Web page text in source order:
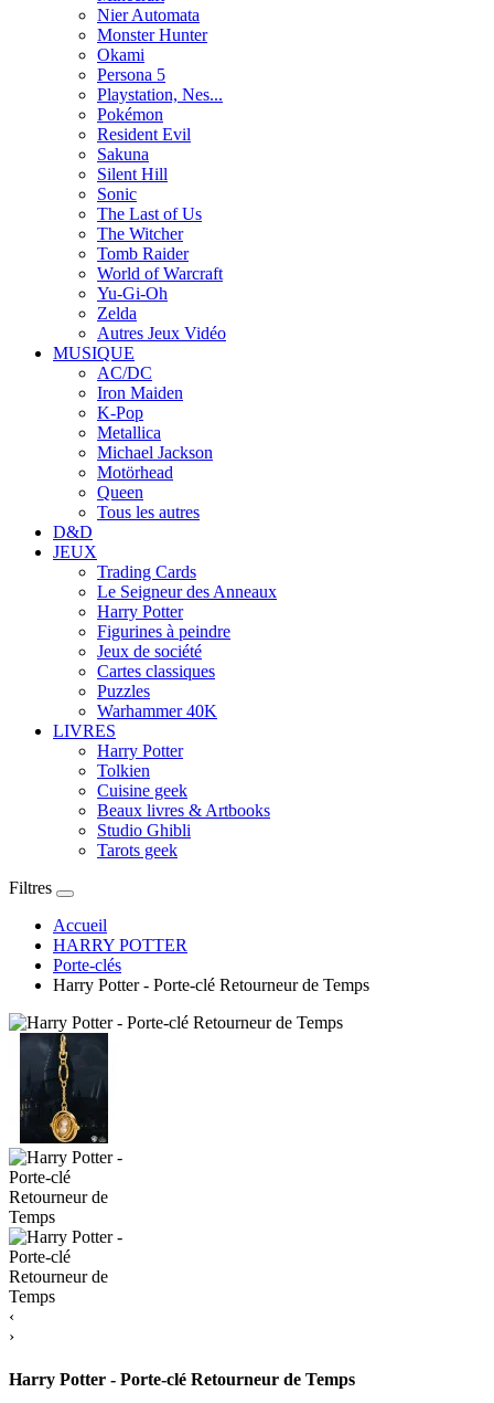
Nier Automata
Monster Hunter
Okami
Persona 5
Playstation, Nes...
Pokémon
Resident Evil
Sakuna
Silent Hill
Sonic
The Last of Us
The Witcher
Tomb Raider
World of Warcraft
Yu-Gi-Oh
Zelda
Autres Jeux Vidéo
MUSIQUE
AC/DC
Iron Maiden
K-Pop
Metallica
Michael Jackson
Motörhead
Queen
Tous les autres
D&D
JEUX
Trading Cards
Le Seigneur des Anneaux
Harry Potter
Figurines à peindre
Jeux de société
Cartes classiques
Puzzles
Warhammer 40K
LIVRES
Harry Potter
Tolkien
Cuisine geek
Beaux livres & Artbooks
Studio Ghibli
Tarots geek
Filtres
Accueil
HARRY POTTER
Porte-clés
Harry Potter - Porte-clé Retourneur de Temps
‹
›
Harry Potter - Porte-clé Retourneur de Temps